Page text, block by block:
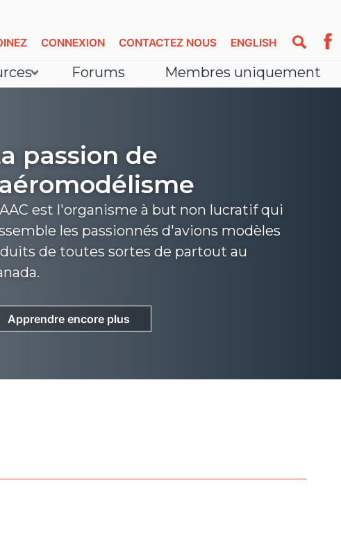
ENGLISH
CONTACTEZ NOUS
CONNEXION
Forums Membres uniquement
passion de
est l'organisme à but non lucratif qui
les passionnés d'avions modèles
de toutes sortes de partout au
Apprendre encore plus
Apprendre encore plus